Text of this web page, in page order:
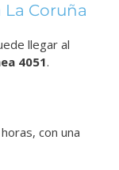
Coruña
llegar al
4051.
con una